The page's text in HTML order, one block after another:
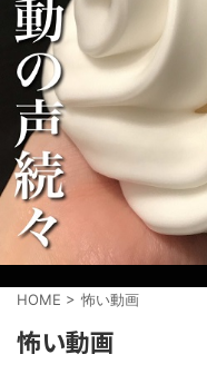
HOME > 怖い動画
怖い動画